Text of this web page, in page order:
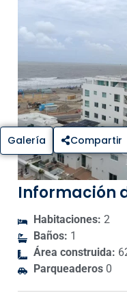
Galería Compartir
Información
Habitaciones: 2
Baños: 1
Área construida:
Parqueaderos 0